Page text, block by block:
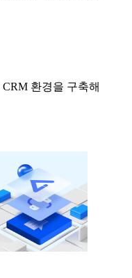
CRM 환경을 구축해